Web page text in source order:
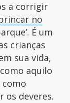
a corrigir
no
É um
crianças
sua vida,
aquilo
os deveres.